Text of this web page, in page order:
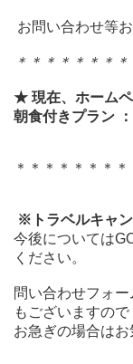
お問い合わせ等
＊＊＊＊＊＊＊
★ 現在、ホーム
朝食付きプラン
＊＊＊＊＊＊＊
※トラベルキャン
今後については
ください。
問い合わせフォ
もございますので
お急ぎの場合はお